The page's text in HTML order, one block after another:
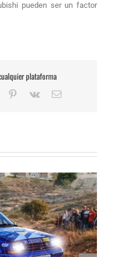
pueden ser un factor
plataforma
Tumblr Pinterest
Vk
Correo